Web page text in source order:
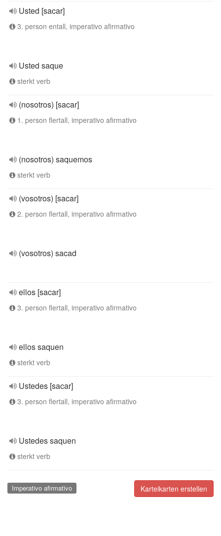
Usted [sacar]
3. person entall, imperativo afirmativo
Usted saque
sterkt verb
(nosotros) [sacar]
1. person flertall, imperativo afirmativo
(nosotros) saquemos
sterkt verb
(vosotros) [sacar]
2. person flertall, imperativo afirmativo
(vosotros) sacad
ellos [sacar]
3. person flertall, imperativo afirmativo
ellos saquen
sterkt verb
Ustedes [sacar]
3. person flertall, imperativo afirmativo
Ustedes saquen
sterkt verb
Karteikarten erstellen
Imperativo afirmativo